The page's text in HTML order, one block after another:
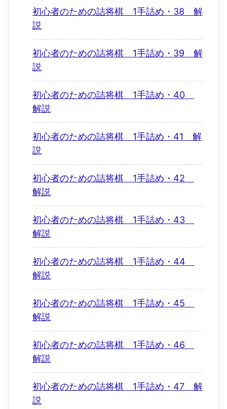
初心者のための詰将棋 1手詰め・38 解
説
初心者のための詰将棋 1手詰め・39 解
説
初心者のための詰将棋 1手詰め・40
解説
初心者のための詰将棋 1手詰め・41 解
説
初心者のための詰将棋 1手詰め・42
解説
初心者のための詰将棋 1手詰め・43
解説
初心者のための詰将棋 1手詰め・44
解説
初心者のための詰将棋 1手詰め・45
解説
初心者のための詰将棋 1手詰め・46
解説
初心者のための詰将棋 1手詰め・47 解
説